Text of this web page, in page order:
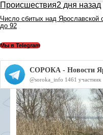
Происшествия2 дня назад
Число сбитых над Ярославской
до 92
Мы в Telegram